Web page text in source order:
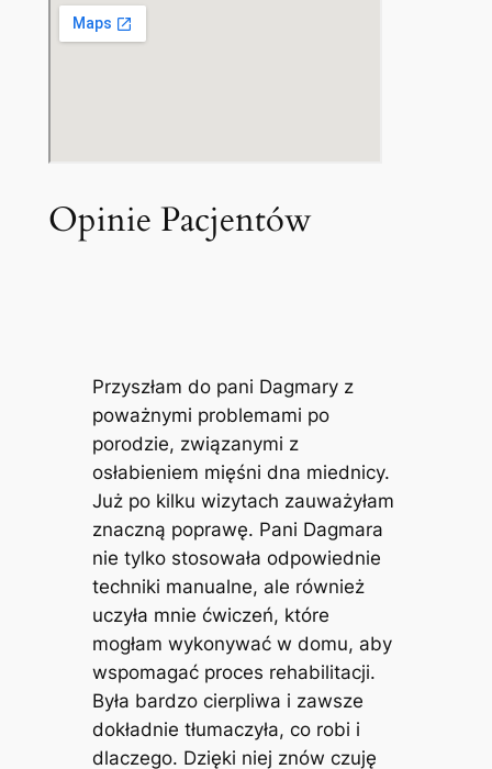
Opinie Pacjentów
Przyszłam do pani Dagmary z
poważnymi problemami po
porodzie, związanymi z
osłabieniem mięśni dna miednicy.
Już po kilku wizytach zauważyłam
znaczną poprawę. Pani Dagmara
nie tylko stosowała odpowiednie
techniki manualne, ale również
uczyła mnie ćwiczeń, które
mogłam wykonywać w domu, aby
wspomagać proces rehabilitacji.
Była bardzo cierpliwa i zawsze
dokładnie tłumaczyła, co robi i
dlaczego. Dzięki niej znów czuję